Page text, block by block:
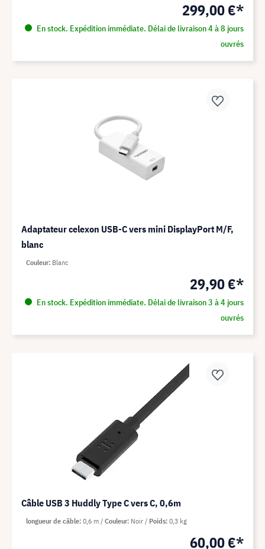
299,00 €*
En stock. Expédition immédiate. Délai de livraison 4 à 8 jours
ouvrés
Adaptateur celexon USB-C vers mini DisplayPort M/F,
blanc
29,90 €*
En stock. Expédition immédiate. Délai de livraison 3 à 4 jours
ouvrés
Couleur Blanc
Câble USB 3 Huddly Type C vers C, 0,6m
60,00 €*
longueur de câble 0,6 m Couleur Noir Poids 0,3 kg